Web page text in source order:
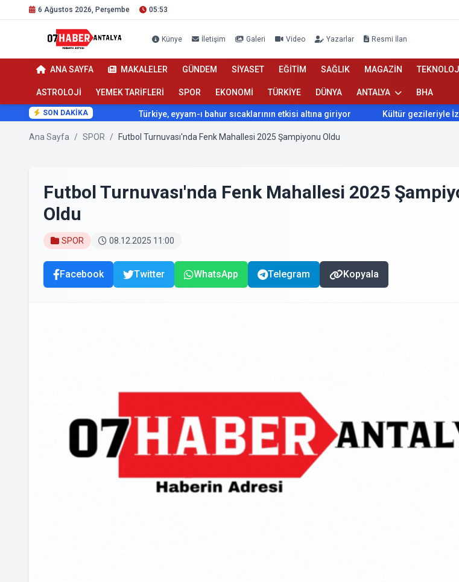
6 Ağustos 2026, Perşembe 05:53
Künye İletişim Galeri Video Yazarlar Resmi İlan
ANA SAYFA MAKALELER GÜNDEM SİYASET EĞİTİM SAĞLIK MAGAZİN
ASTROLOJİ YEMEK TARİFLERİ SPOR EKONOMİ TÜRKİYE DÜNYA ANTALYA BHA
SON DAKİKA
Türkiye, eyyam-ı bahur sıcaklarının etkisi altına giriyor Kültür gezileriyle İzmir’i keşfettiler
Ana Sayfa / SPOR / Futbol Turnuvası'nda Fenk Mahallesi 2025 Şampiyonu Oldu
Futbol Turnuvası'nda Fenk Mahallesi 2025
Oldu
SPOR 08.12.2025 11:00
Facebook Twitter WhatsApp Telegram Kopyala